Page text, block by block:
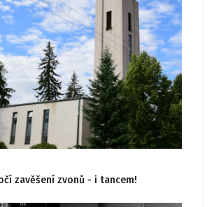
zavěšení zvonů - i tancem!